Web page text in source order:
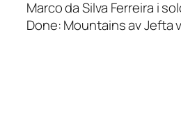
Marco da Silva Ferreira i
Done: Mountains av Jefta